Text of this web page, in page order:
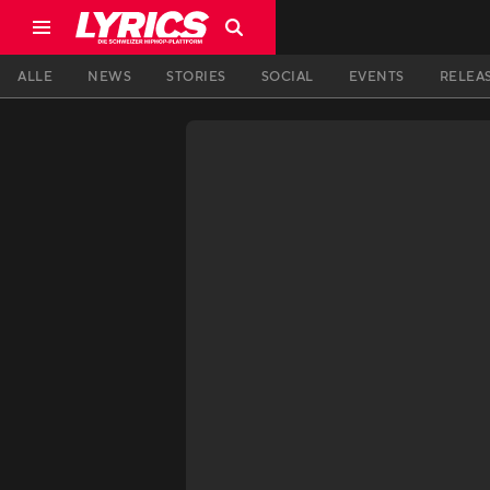
ALLE NEWS STORIES SOCIAL EVENTS